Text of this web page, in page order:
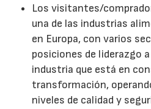
Los visitantes/
una de las industrias
en Europa, con varios
posiciones de liderazgo
industria que está en
transformación,
niveles de calidad y